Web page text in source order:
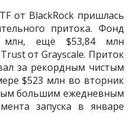
от BlackRock пришлась
притока. Фонд
млн, ещё $53,84 млн
от Grayscale. Приток
за рекордным чистым
$523 млн во вторник
большим ежедневным
запуска в январе